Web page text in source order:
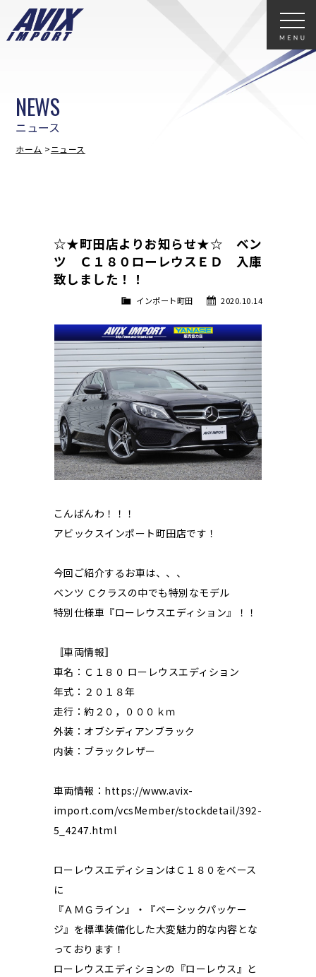
ニュース
NEWS
ホーム ニュース
☆★町田店よりお知らせ★☆ ベン
ツ Ｃ１８０ローレウスＥＤ 入庫
致しました！！
2020.10.14
インポート町田
こんばんわ！！！
アビックスインポート町田店です！
今回ご紹介するお車は、、、
ベンツ Ｃクラスの中でも特別なモデル
特別仕様車『ローレウスエディション』！！
〚車両情報〛
車名：Ｃ１８０ ローレウスエディション
年式：２０１８年
走行：約２０，０００ｋｍ
外装：オブシディアンブラック
内装：ブラックレザー
車両情報：https://www.avix-
import.com/vcsMember/stockdetail/392-
5_4247.html
ローレウスエディションはＣ１８０をベース
に
『ＡＭＧライン』・『ベーシックパッケー
ジ』を標準装備化した大変魅力的な内容とな
っております！
ローレウスエディションの『ローレウス』と